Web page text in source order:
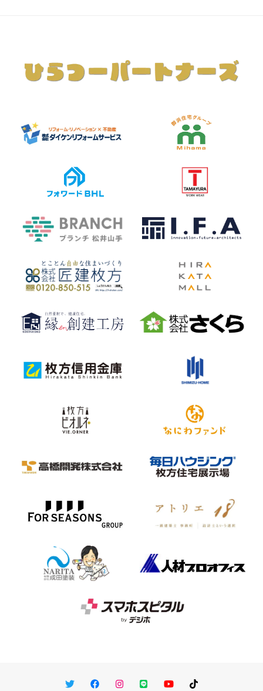
TwitterFacebookInstagram
LINE You TubeTikTok